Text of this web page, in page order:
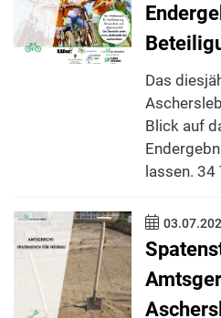
Das
Blick auf
lassen. 34